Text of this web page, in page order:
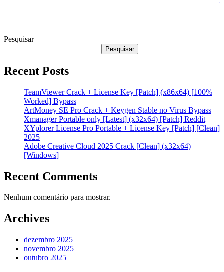
Pesquisar
Pesquisar
Recent Posts
TeamViewer Crack + License Key [Patch] (x86x64) [100%
Worked] Bypass
ArtMoney SE Pro Crack + Keygen Stable no Virus Bypass
Xmanager Portable only [Latest] (x32x64) [Patch] Reddit
XYplorer License Pro Portable + License Key [Patch] [Clean]
2025
Adobe Creative Cloud 2025 Crack [Clean] (x32x64)
[Windows]
Recent Comments
Nenhum comentário para mostrar.
Archives
dezembro 2025
novembro 2025
outubro 2025